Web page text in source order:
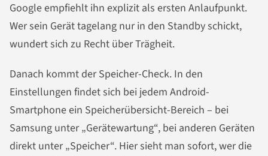
Google empfiehlt ihn explizit als ersten Anlaufpunkt.
Wer sein Gerät tagelang nur in den Standby schickt,
wundert sich zu Recht über Trägheit.
Danach kommt der Speicher-Check. In den
Einstellungen findet sich bei jedem Android-
Smartphone ein Speicherübersicht-Bereich – bei
Samsung unter „Gerätewartung“, bei anderen Geräten
direkt unter „Speicher“. Hier sieht man sofort, wer die